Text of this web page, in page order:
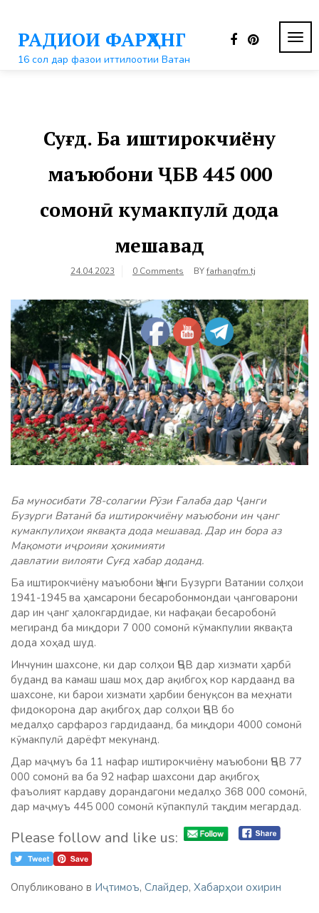
контентуРАДИОИ ФАРҲАНГ
16 сол дар фазои иттилоотии Ватан
Суғд. Ба иштирокчиёну
маъюбони ҶБВ 445 000
сомонӣ кумакпулӣ дода
мешавад
24.04.2023 0 Comments BYfarhangfm.tj
Ба муносибати 78-солагии Рӯзи Ғалаба дар Ҷанги
Бузурги Ватанӣ ба иштирокчиёну маъюбони ин ҷанг
кумакпулиҳои яквақта дода мешавад. Дар ин бора аз
Мақомоти иҷроияи ҳокимияти
давлатии вилояти Суғд хабар доданд.
Ба иштирокчиёну маъюбони Ҷанги Бузурги Ватании солҳои
1941-1945 ва ҳамсарони бесаробонмондаи ҷанговарони
дар ин ҷанг ҳалокгардидае, ки нафақаи бесаробонӣ
мегиранд ба миқдори 7 000 сомонӣ кӯмакпулии яквақта
дода хоҳад шуд.
Инчунин шахсоне, ки дар солҳои ҶБВ дар хизмати ҳарбӣ
буданд ва камаш шаш моҳ дар ақибгоҳ кор кардаанд ва
шахсоне, ки барои хизмати ҳарбии бенуқсон ва меҳнати
фидокорона дар ақибгоҳ дар солҳои ҶБВ бо
медалҳо сарфароз гардидаанд, ба миқдори 4000 сомонӣ
кӯмакпулӣ дарёфт мекунанд.
Дар маҷмуъ ба 11 нафар иштирокчиёну маъюбони ҶБВ 77
000 сомонӣ ва ба 92 нафар шахсони дар ақибгоҳ
фаъолият кардаву дорандагони медалҳо 368 000 сомонӣ,
дар маҷмуъ 445 000 сомонӣ кӯпакпулӣ тақдим мегардад.
Please follow and like us:
Опубликовано в Иҷтимоъ, Слайдер, Хабарҳои охирин